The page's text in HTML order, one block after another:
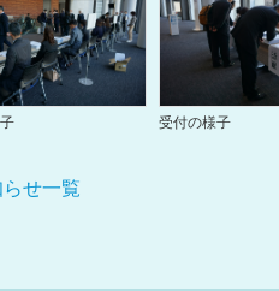
受付の様子
らせ一覧